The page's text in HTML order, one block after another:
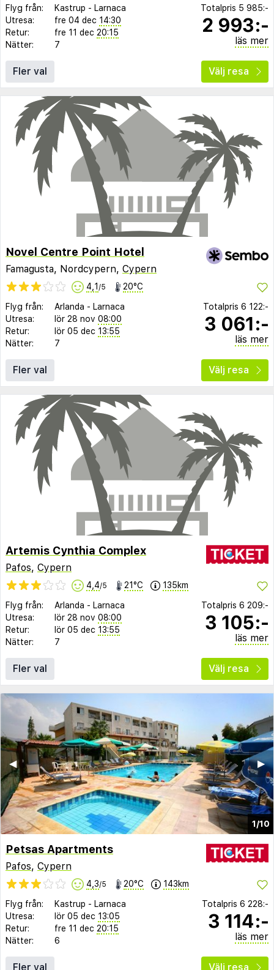
Flyg från: Kastrup - Larnaca
Utresa:
fre 04 dec 14:30
Retur:
fre 11 dec 20:15
Nätter:
7
Totalpris 5 985:-
2 993:-
läs mer
Fler val Välj resa
Novel Centre Point Hotel
Famagusta, Nordcypern, Cypern
4,1 /5 20°C
Flyg från: Arlanda - Larnaca
Utresa:
lör 28 nov 08:00
Retur:
lör 05 dec 13:55
Nätter:
7
Totalpris 6 122:-
3 061:-
läs mer
Fler val Välj resa
Artemis Cynthia Complex
Pafos, Cypern
4,4/5 21°C 135km
Flyg från: Arlanda - Larnaca
Utresa:
lör 28 nov 08:00
Retur:
lör 05 dec 13:55
Nätter:
7
Totalpris 6 209:-
3 105:-
läs mer
Fler val Välj resa
1/10
▶︎
◀︎
Petsas Apartments
Pafos, Cypern
4,3/5 20°C 143km
Flyg från: Kastrup - Larnaca
Utresa:
lör 05 dec 13:05
Retur:
fre 11 dec 20:15
Nätter:
6
Totalpris 6 228:-
3 114:-
läs mer
Fler val Välj resa